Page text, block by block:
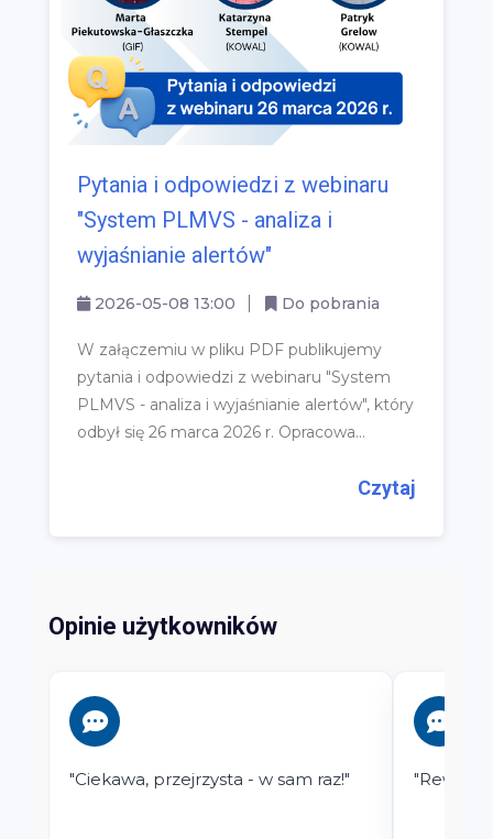
Pytania i odpowiedzi z webinaru
"System PLMVS - analiza i
wyjaśnianie alertów"
2026-05-08 13:00 Do pobrania
W załączemiu w pliku PDF publikujemy
pytania i odpowiedzi z webinaru "System
PLMVS - analiza i wyjaśnianie alertów", który
odbył się 26 marca 2026 r. Opracowa...
Czytaj
Opinie użytkowników
"Ciekawa, przejrzysta - w sam raz!"